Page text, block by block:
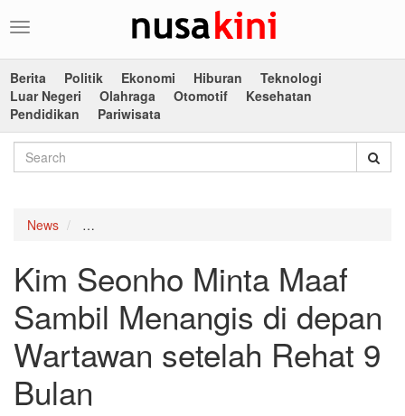
Toggle
Berita
Politik Ekonomi Hiburan
Teknologi
Luar Negeri
Olahraga Otomotif
Kesehatan
Pendidikan
Pariwisata
News
Kim Seonho Minta Maaf
Sambil Menangis di depan
Wartawan setelah Rehat 9
Bulan